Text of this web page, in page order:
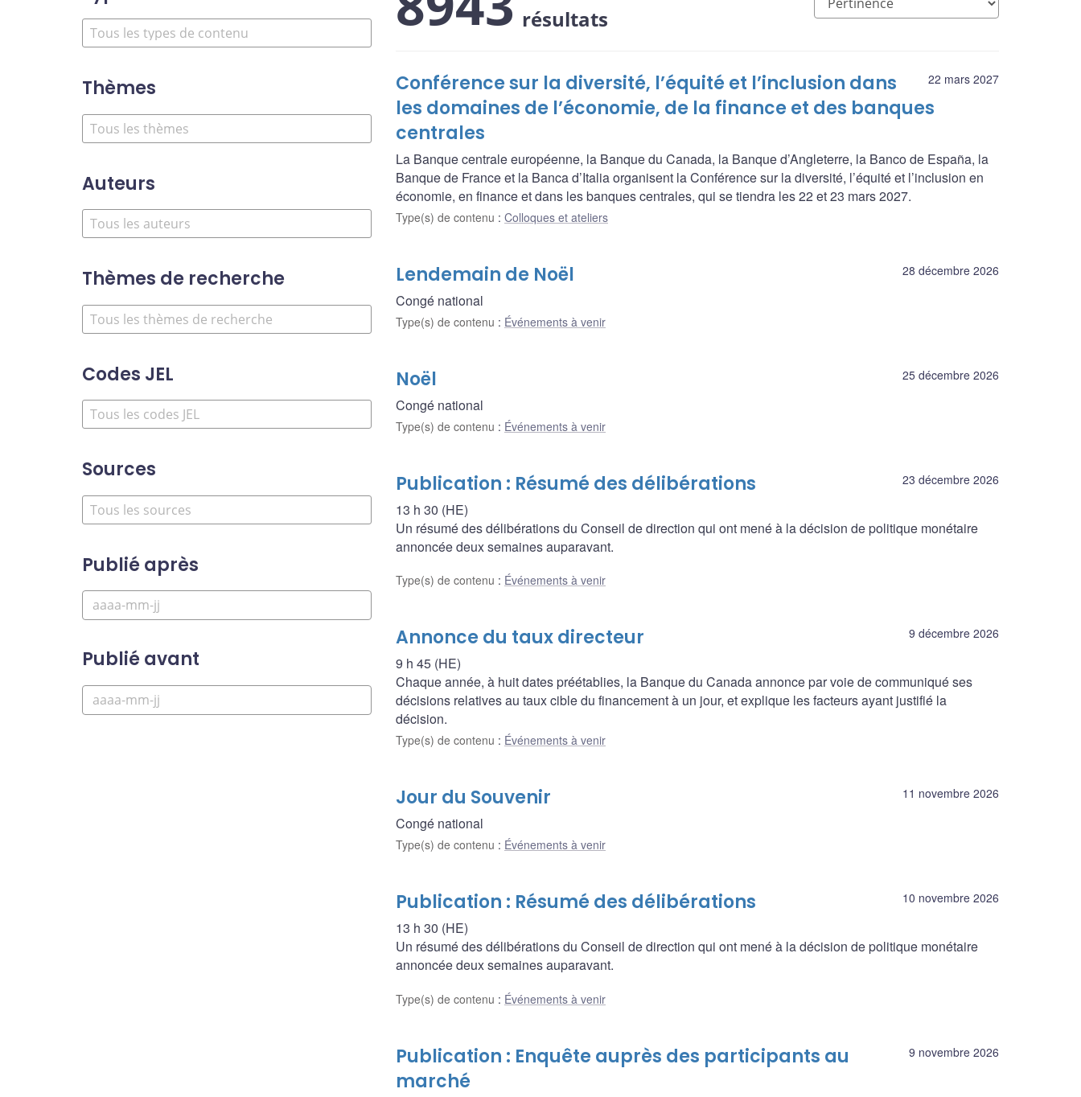
Thèmes
Auteurs
Thèmes de recherche
Codes JEL
Sources
Publié après
Publié avant
résultats
22 mars 2027
Conférence sur la diversité, l’équité et l’inclusion dans
les domaines de l’économie, de la finance et des banques
centrales
La Banque centrale européenne, la Banque du Canada, la Banque d’Angleterre, la Banco de España, la
Banque de France et la Banca d’Italia organisent la Conférence sur la diversité, l’équité et l’inclusion en
économie, en finance et dans les banques centrales, qui se tiendra les 22 et 23 mars 2027.
Type(s) de contenu : Colloques et ateliers
28 décembre 2026
Lendemain de Noël
Congé national
Type(s) de contenu : Événements à venir
25 décembre 2026
Noël
Congé national
Type(s) de contenu : Événements à venir
23 décembre 2026
Publication : Résumé des délibérations
13 h 30 (HE)
Un résumé des délibérations du Conseil de direction qui ont mené à la décision de politique monétaire
annoncée deux semaines auparavant.
Type(s) de contenu : Événements à venir
9 décembre 2026
Annonce du taux directeur
9 h 45 (HE)
Chaque année, à huit dates préétablies, la Banque du Canada annonce par voie de communiqué ses
décisions relatives au taux cible du financement à un jour, et explique les facteurs ayant justifié la
décision.
Type(s) de contenu : Événements à venir
11 novembre 2026
Jour du Souvenir
Congé national
Type(s) de contenu : Événements à venir
10 novembre 2026
Publication : Résumé des délibérations
13 h 30 (HE)
Un résumé des délibérations du Conseil de direction qui ont mené à la décision de politique monétaire
annoncée deux semaines auparavant.
Type(s) de contenu : Événements à venir
9 novembre 2026
Publication : Enquête auprès des participants au
marché